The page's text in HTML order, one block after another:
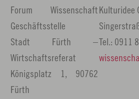
Forum Wissenschaft
Geschäftsstelle
Stadt Fürth –
Wirtschaftsreferat
Königsplatz 1, 90762
Fürth
Kulturidee
Tel.: 0911